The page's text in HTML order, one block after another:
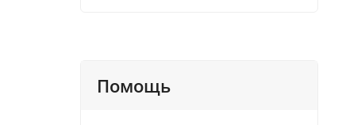
Помощь